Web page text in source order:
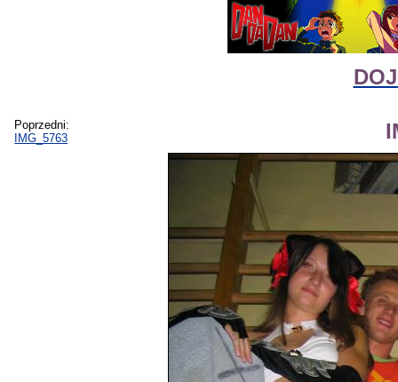
Poprzedni:
IMG_5763